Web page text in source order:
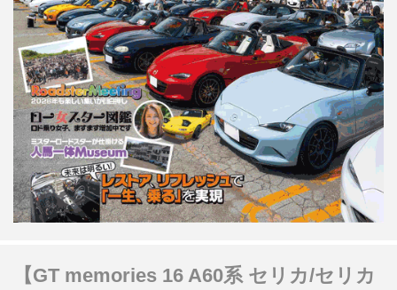
【GT memories 16 A60系 セリカ/セリカ